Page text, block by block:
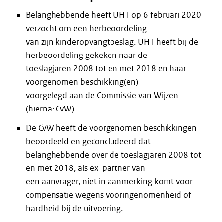
Belanghebbende heeft UHT op 6 februari 2020
verzocht om een herbeoordeling
van zijn kinderopvangtoeslag. UHT heeft bij de
herbeoordeling gekeken naar de
toeslagjaren 2008 tot en met 2018 en haar
voorgenomen beschikking(en)
voorgelegd aan de Commissie van Wijzen
(hierna: CvW).
De CvW heeft de voorgenomen beschikkingen
beoordeeld en geconcludeerd dat
belanghebbende over de toeslagjaren 2008 tot
en met 2018, als ex-partner van
een aanvrager, niet in aanmerking komt voor
compensatie wegens vooringenomenheid of
hardheid bij de uitvoering.